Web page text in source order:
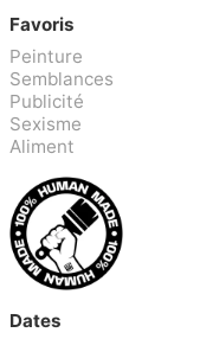
Favoris
Peinture
Semblances
Publicité
Sexisme
Aliment
Dates